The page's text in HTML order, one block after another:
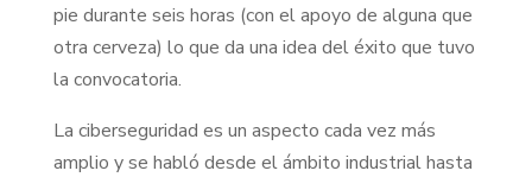
pie durante seis horas (con el apoyo de alguna que
otra cerveza) lo que da una idea del éxito que tuvo
la convocatoria.
La ciberseguridad es un aspecto cada vez más
amplio y se habló desde el ámbito industrial hasta